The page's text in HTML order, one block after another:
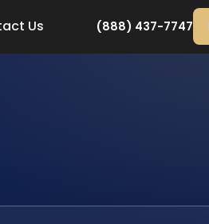
Us (888) 437-7747